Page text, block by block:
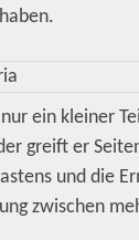
ein kleiner
greift er
und die
zwischen